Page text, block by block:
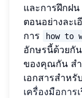
และการฝึกฝ
ตอนอย่างละ
การ
how to
อักษรนี้ด้วยกั
ของคุณกัน ส
เอกสารสำหรั
เครื่องมือการ